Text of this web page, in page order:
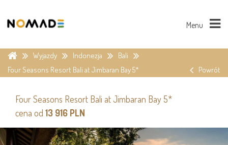
Menu
Wyjazdy Indonezja
Bali
Four Seasons Resort Bali at Jimbaran Bay 5*
Powrót
Four Seasons Resort Bali at Jimbaran Bay 5*
cena od 13 916 PLN